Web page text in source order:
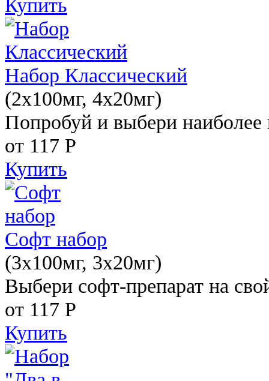
Набор Классический
(2x100мг, 4x20мг)
Попробуй и выбери наиболее
от 117 Р
Купить
Софт набор
(3x100мг, 3x20мг)
Выбери софт-препарат на
от 117 Р
Купить